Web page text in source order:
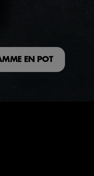
EN POT